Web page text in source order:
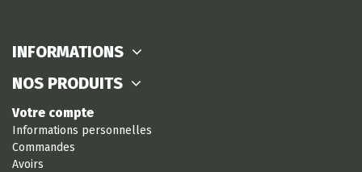
INFORMATIONS
NOS PRODUITS
Votre compte
Informations personnelles
Commandes
Avoirs